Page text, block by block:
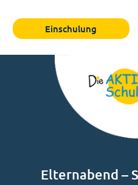
Einschulung
Elternabend –